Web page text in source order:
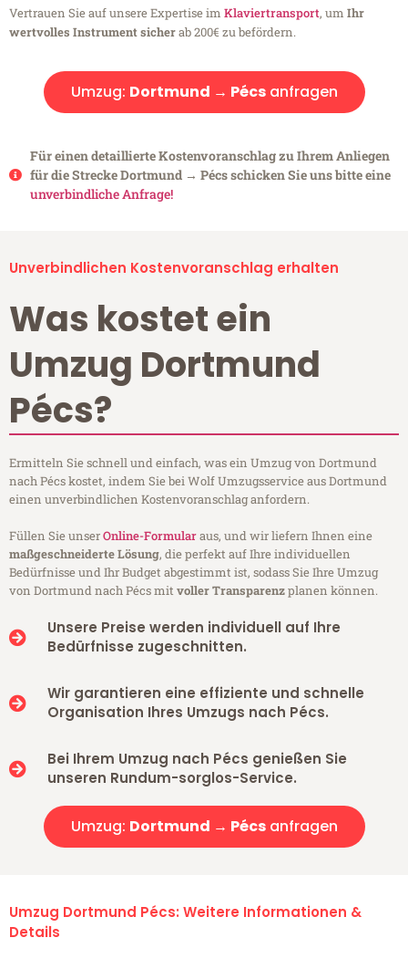
Vertrauen Sie auf unsere Expertise im Klaviertransport, um Ihr
wertvolles Instrument sicherab 200€ zu befördern.
Umzug: Dortmund → Pécsanfragen
Für einen detaillierte Kostenvoranschlag zu Ihrem Anliegen
für die Strecke Dortmund → Pécs schicken Sie uns bitte eine
unverbindliche Anfrage!
Unverbindlichen Kostenvoranschlag erhalten
Was kostet ein
Umzug Dortmund
Pécs?
Ermitteln Sie schnell und einfach, was ein Umzug von Dortmund
nach Pécs kostet, indem Sie bei Wolf Umzugsservice aus Dortmund
einen unverbindlichen Kostenvoranschlag anfordern.
Füllen Sie unserOnline-Formularaus, und wir liefern Ihnen eine
maßgeschneiderte Lösung, die perfekt auf Ihre individuellen
Bedürfnisse und Ihr Budget abgestimmt ist, sodass Sie Ihre Umzug
von Dortmund nach Pécs mitvoller Transparenzplanen können.
Unsere Preise werden individuell auf Ihre
Bedürfnisse zugeschnitten.
Wir garantieren eine effiziente und schnelle
Organisation Ihres Umzugs nach Pécs.
Bei Ihrem Umzug nach Pécs genießen Sie
unseren Rundum-sorglos-Service.
Umzug: Dortmund → Pécsanfragen
Umzug Dortmund Pécs: Weitere Informationen &
Details